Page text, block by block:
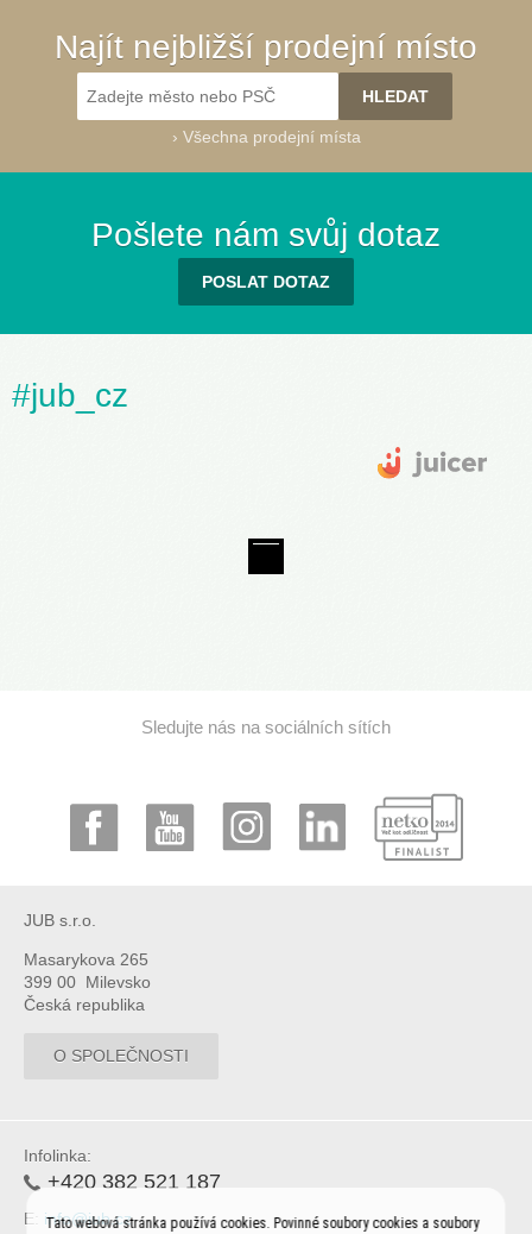
Najít nejbližší prodejní místo
› Všechna prodejní místa
Pošlete nám svůj dotaz
POSLAT DOTAZ
#jub_cz
Sledujte nás na sociálních sítích
JUB s.r.o.
Masarykova 265
399 00 Milevsko
Česká republika
O SPOLEČNOSTI
Infolinka:
+420 382 521 187
E: info@jub.cz
Tato webová stránka používá cookies. Povinné soubory cookies a soubory